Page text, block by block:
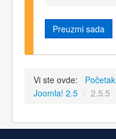
Preuzmi sada
Vi ste ovde: Početak
Joomla! 2.5 / 2.5.5